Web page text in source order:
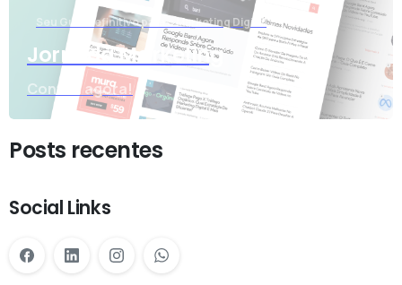
Seu Guia Definitivo para o Marketing Digital
Jornada Marketing
Confira agora!
Posts recentes
Social Links